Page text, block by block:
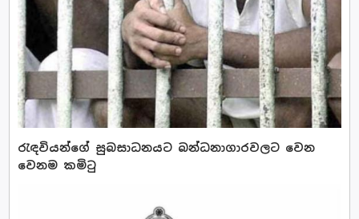
රැඳවියන්ගේ සුබසාධනයට බන්ධනාගාරවලට වෙන
වෙනම කමිටු